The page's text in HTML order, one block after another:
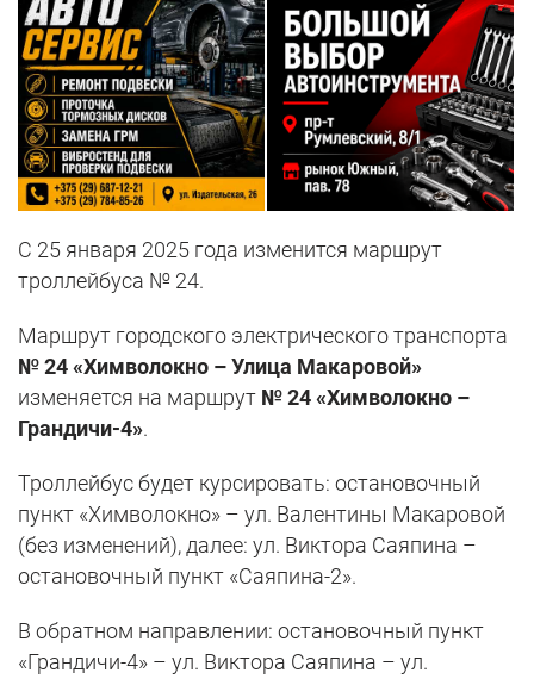
С 25 января 2025 года изменится маршрут
троллейбуса № 24.
Маршрут городского электрического транспорта
№ 24 «Химволокно – Улица Макаровой»
изменяется на маршрут № 24«Химволокно –
Грандичи-4».
Троллейбус будет курсировать: остановочный
пункт «Химволокно» – ул. Валентины Макаровой
(без изменений), далее: ул. Виктора Саяпина –
остановочный пункт «Саяпина-2».
В обратном направлении: остановочный пункт
«Грандичи-4» – ул. Виктора Саяпина – ул.